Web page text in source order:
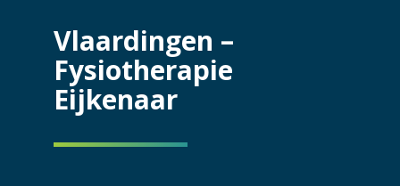
Vlaardingen –
Fysiotherapie
Eijkenaar